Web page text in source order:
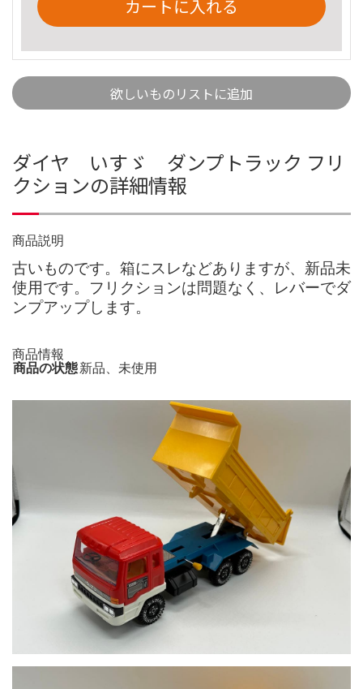
カートに入れる
欲しいものリストに追加
ダイヤ いすゞ ダンプトラック フリ
クションの詳細情報
商品説明
古いものです。箱にスレなどありますが、新品未
使用です。フリクションは問題なく、レバーでダ
ンプアップします。
商品情報
商品の状態新品、未使用